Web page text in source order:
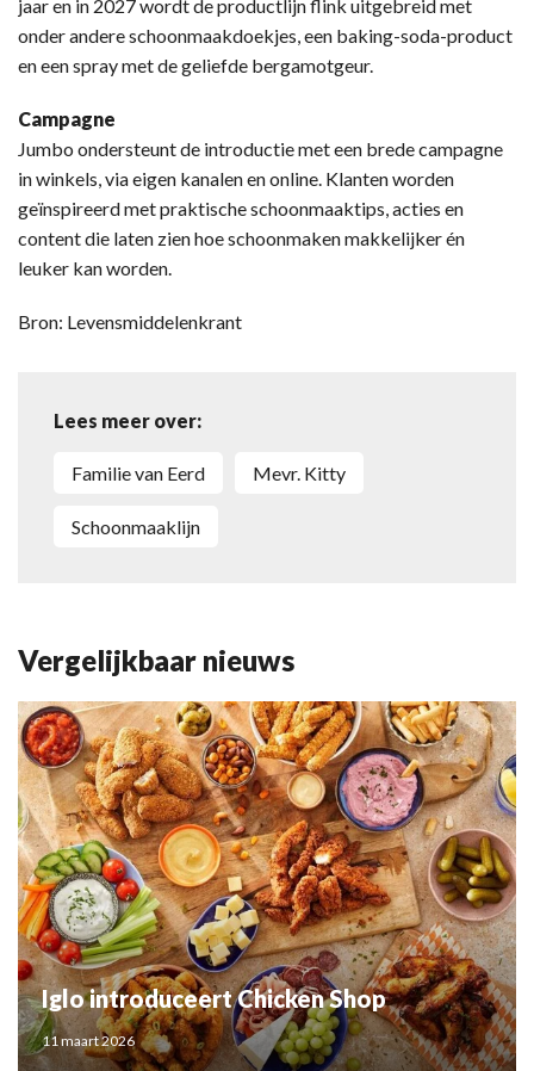
jaar en in 2027 wordt de productlijn flink uitgebreid met
onder andere schoonmaakdoekjes, een baking-soda-product
en een spray met de geliefde bergamotgeur.
Campagne
Jumbo ondersteunt de introductie met een brede campagne
in winkels, via eigen kanalen en online. Klanten worden
geïnspireerd met praktische schoonmaaktips, acties en
content die laten zien hoe schoonmaken makkelijker én
leuker kan worden.
Bron: Levensmiddelenkrant
Lees meer over:
Familie van Eerd Mevr. Kitty
schoonmaaklijn
Vergelijkbaar nieuws
Iglo introduceert Chicken Shop
11 maart 2026